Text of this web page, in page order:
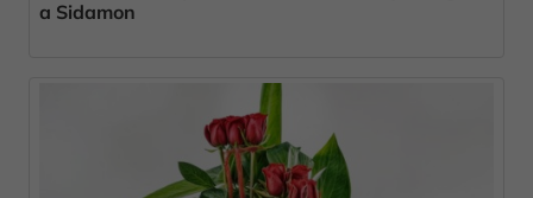
a Sidamon